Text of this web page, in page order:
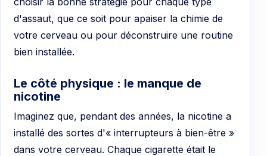
d'assaut, que ce soit pour apaiser la chimie de
votre cerveau ou pour déconstruire une routine
bien installée.
Le côté physique : le manque de
nicotine
Imaginez que, pendant des années, la nicotine a
installé des sortes d'« interrupteurs à bien-être »
dans votre cerveau. Chaque cigarette était le